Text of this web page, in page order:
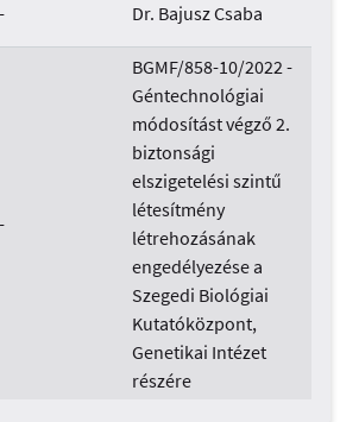
- Dr. Bajusz Csaba
-
BGMF/858-10/2022 -
Géntechnológiai
módosítást végző 2.
biztonsági
elszigetelési szintű
létesítmény
létrehozásának
engedélyezése a
Szegedi Biológiai
Kutatóközpont,
Genetikai Intézet
részére